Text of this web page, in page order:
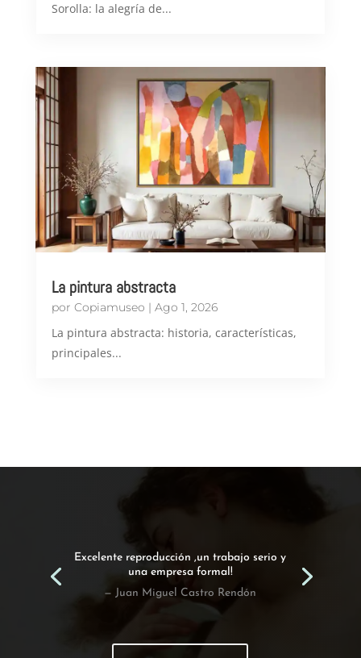
Sorolla: la alegría de...
La pintura abstracta
por Copiamuseo | Ago 1, 2026
​La pintura abstracta: historia, características,
principales...
Excelente reproducción ,un trabajo serio y
una empresa formal!
— Juan Miguel Castro Rendón